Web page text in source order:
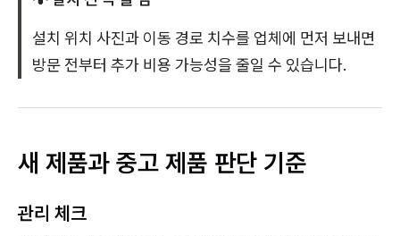
설치 위치 사진과 이동 경로 치수를 업체에 먼저 보내면
방문 전부터 추가 비용 가능성을 줄일 수 있습니다.
새 제품과 중고 제품 판단 기준
관리 체크